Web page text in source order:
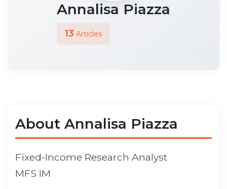
Annalisa Piazza
13 Articles
About Annalisa Piazza
Fixed-Income Research Analyst
MFS IM